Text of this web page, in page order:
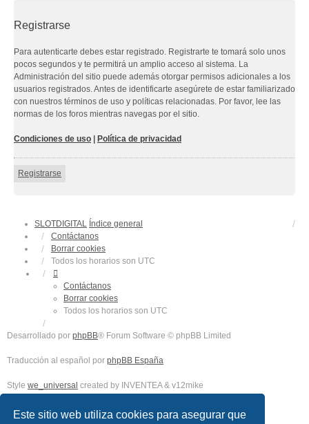
Este sitio web utiliza cookies para asegurar que
Registrarse
Para autenticarte debes estar registrado. Registrarte te tomará solo unos
pocos segundos y te permitirá un amplio acceso al sistema. La
Administración del sitio puede además otorgar permisos adicionales a los
usuarios registrados. Antes de identificarte asegúrete de estar familiarizado
con nuestros términos de uso y políticas relacionadas. Por favor, lee las
normas de los foros mientras navegas por el sitio.
Condiciones de uso Política de privacidad
Registrarse
SLOTDIGITAL Índice general
Contáctanos
Borrar cookies
Todos los horarios son UTC
Contáctanos
Borrar cookies
Todos los horarios son UTC
Desarrollado por phpBB® Forum Software © phpBB Limited
Traducción al español por phpBB España
Style we_universal created by INVENTEA & v12mike
Privacidad | Condiciones